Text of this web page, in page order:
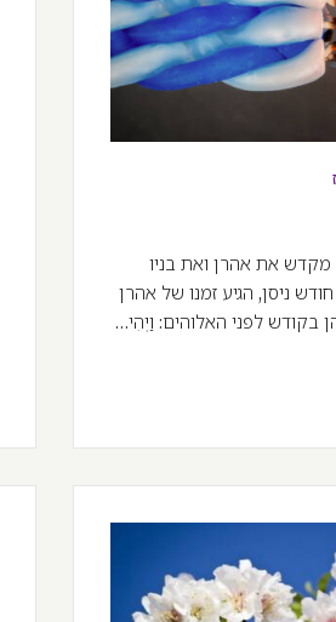
את אהרן ואת בניו
ניסן, הגיע זמנו של אהרן
בקודש לפני האלוהים: וַיְהִי…